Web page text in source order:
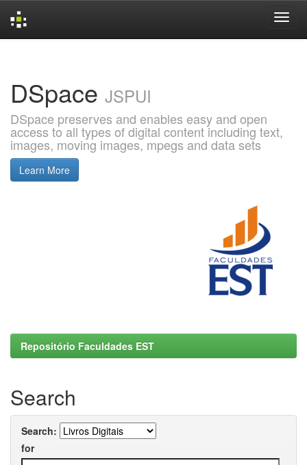
DSpace JSPUI
DSpace preserves and enables easy and open
access to all types of digital content including text,
images, moving images, mpegs and data sets
Learn More
Repositório Faculdades EST
Search
Search:
for